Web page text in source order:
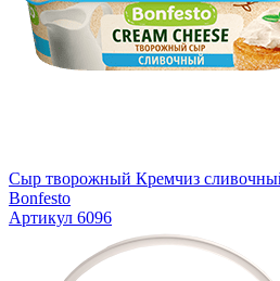
Сыр творожный Кремчиз
Bonfesto
Артикул 6096